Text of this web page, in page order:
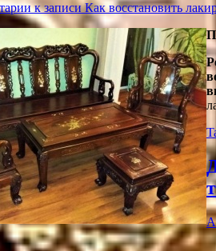
к записи Как восстановить